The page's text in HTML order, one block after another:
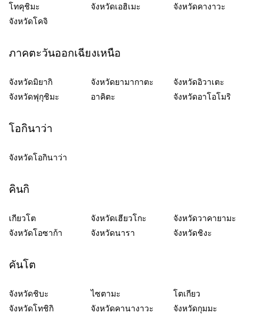
โทคุชิมะ จังหวัดเอฮิเมะ
จังหวัดคางาวะ
จังหวัดโคจิ
ภาคตะวันออกเฉียงเหนือ
จังหวัดมิยากิ จังหวัดยามากาตะ
จังหวัดอิวาเตะ
จังหวัดฟุกุชิมะ
อาคิตะ จังหวัดอาโอโมริ
โอกินาว่า
จังหวัดโอกินาว่า
คินกิ
เกียวโต จังหวัดเฮียวโกะ
จังหวัดวาคายามะ
จังหวัดโอซาก้า
จังหวัดนารา จังหวัดชิงะ
คันโต
จังหวัดชิบะ ไซตามะ
โตเกียว
จังหวัดโทชิกิ
จังหวัดคานางาวะ
จังหวัดกุมมะ